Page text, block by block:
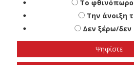
Πότε πιστεύετε ότι θα
εκλογές
Το φθινόπωρο
Την άνοιξη